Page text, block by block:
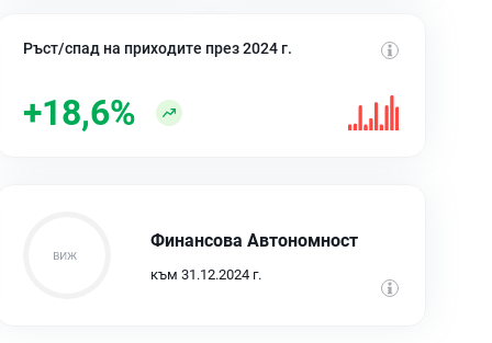
Ръст/спад на приходите през 2024 г.
+18,6%
Финансова Автономност
към 31.12.2024 г.